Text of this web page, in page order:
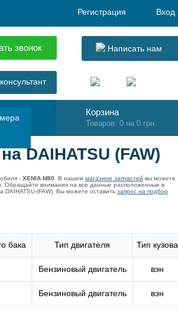
Регистрация Вход
Написать нам
звонок
Корзина
Товаров: 0 на 0 грн.
DAIHATSU (FAW)
- XENIA M80 . В нашем магазине запчастей вы можете
Обращайте внимания на все данные расположенные в
DAIHATSU-(FAW), Вы можете оставить запрос на подбор
бака Тип двигателя Тип кузова
Бензиновый двигатель вэн
Бензиновый двигатель вэн